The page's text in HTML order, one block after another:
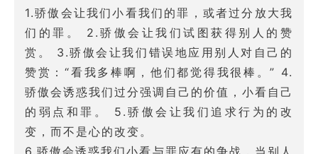
1.骄傲会让我们小看我们的罪，或者过分放大我
们的罪。 2.骄傲会让我们试图获得别人的赞
赏。 3.骄傲会让我们错误地应用别人对自己的
赞赏：“看我多棒啊，他们都觉得我很棒。” 4.
骄傲会诱惑我们过分强调自己的价值，小看自己
的弱点和罪。 5.骄傲会让我们追求行为的改
变，而不是心的改变。